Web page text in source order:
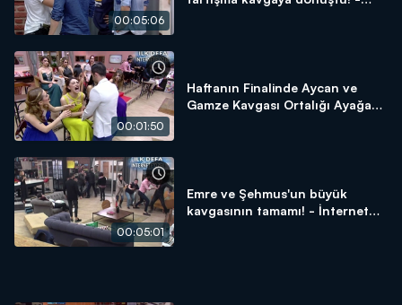
00:05:06
00:01:50
Haftanın Finalinde Aycan ve
Gamze Kavgası Ortalığı Ayağa
00:05:01
Emre ve Şehmus'un büyük
kavgasının tamamı! - İnternet